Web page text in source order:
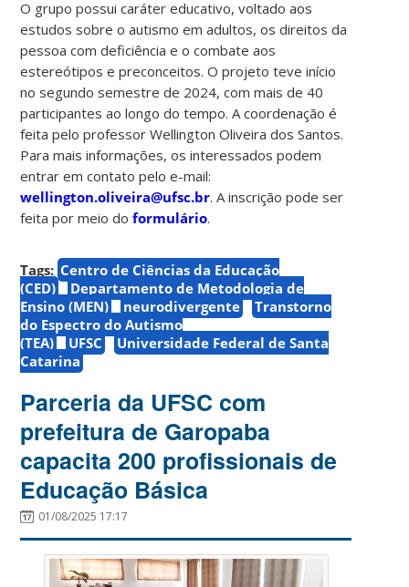
O grupo possui caráter educativo, voltado aos
estudos sobre o autismo em adultos, os direitos da
pessoa com deficiência e o combate aos
estereótipos e preconceitos. O projeto teve início
no segundo semestre de 2024, com mais de 40
participantes ao longo do tempo. A coordenação é
feita pelo professor Wellington Oliveira dos Santos.
Para mais informações, os interessados podem
entrar em contato pelo e-mail:
wellington.oliveira@ufsc.br. A inscrição pode ser
feita por meio doformulário.
Tags: Centro de Ciências da Educação
(CED)
Departamento de Metodologia de
Ensino (MEN)
neurodivergente
Transtorno
do Espectro do Autismo
(TEA)
UFSC
Universidade Federal de Santa
Catarina
Parceria da UFSC com
prefeitura de Garopaba
capacita 200 profissionais de
Educação Básica
01/08/2025 17:17